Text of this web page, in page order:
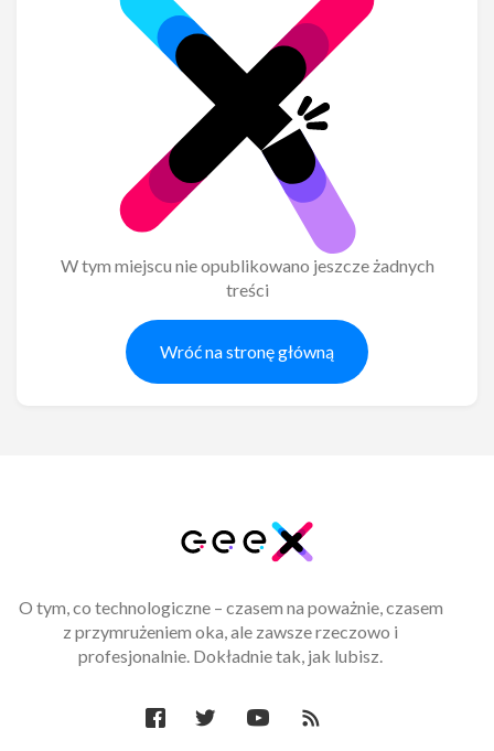
W tym miejscu nie opublikowano jeszcze żadnych
treści
Wróć na stronę główną
O tym, co technologiczne – czasem na poważnie, czasem
z przymrużeniem oka, ale zawsze rzeczowo i
profesjonalnie. Dokładnie tak, jak lubisz.